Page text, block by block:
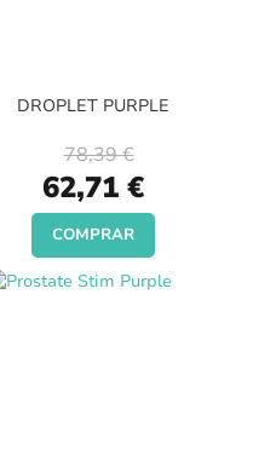
DROPLET PURPLE
Special
Price
62,71 €
78,39 €
COMPRAR